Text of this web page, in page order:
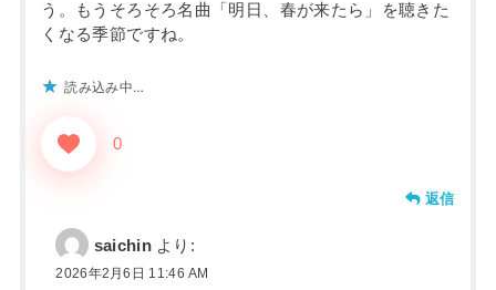
う。もうそろそろ名曲「明日、春が来たら」を聴きた
くなる季節ですね。
読み込み中…
0
返信
saichin より:
2026年2月6日 11:46 AM